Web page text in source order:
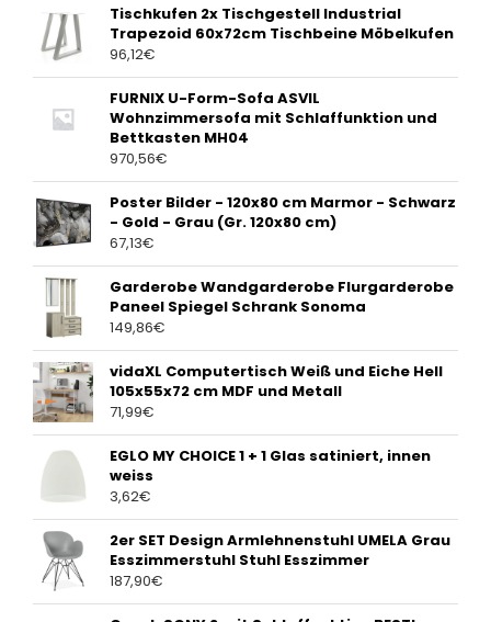
Tischkufen 2x Tischgestell Industrial
Trapezoid 60x72cm Tischbeine Möbelkufen
96,12€
FURNIX U-Form-Sofa ASVIL
Wohnzimmersofa mit Schlaffunktion und
Bettkasten MH04
970,56€
Poster Bilder - 120x80 cm Marmor - Schwarz
- Gold - Grau (Gr. 120x80 cm)
67,13€
Garderobe Wandgarderobe Flurgarderobe
Paneel Spiegel Schrank Sonoma
149,86€
vidaXL Computertisch Weiß und Eiche Hell
105x55x72 cm MDF und Metall
71,99€
EGLO MY CHOICE 1 + 1 Glas satiniert, innen
weiss
3,62€
2er SET Design Armlehnenstuhl UMELA Grau
Esszimmerstuhl Stuhl Esszimmer
187,90€